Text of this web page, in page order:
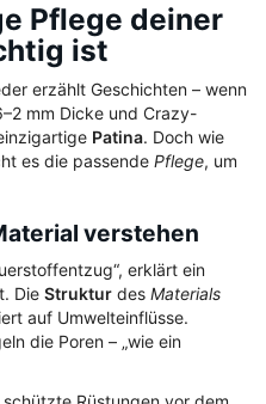
Pflege deiner
ist
erzählt Geschichten – wenn
mm Dicke und Crazy-
Patina. Doch wie
es die passende Pflege, um
verstehen
erklärt ein
Die Struktur des Materials
auf Umwelteinflüsse.
die Poren – „wie ein